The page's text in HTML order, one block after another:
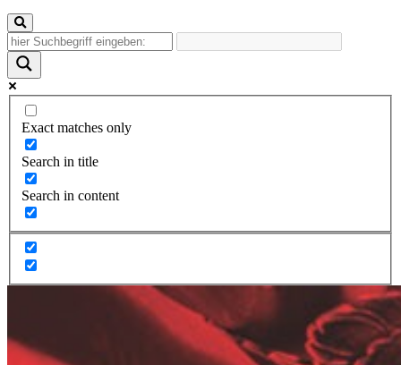
Exact matches only
Search in title
Search in content